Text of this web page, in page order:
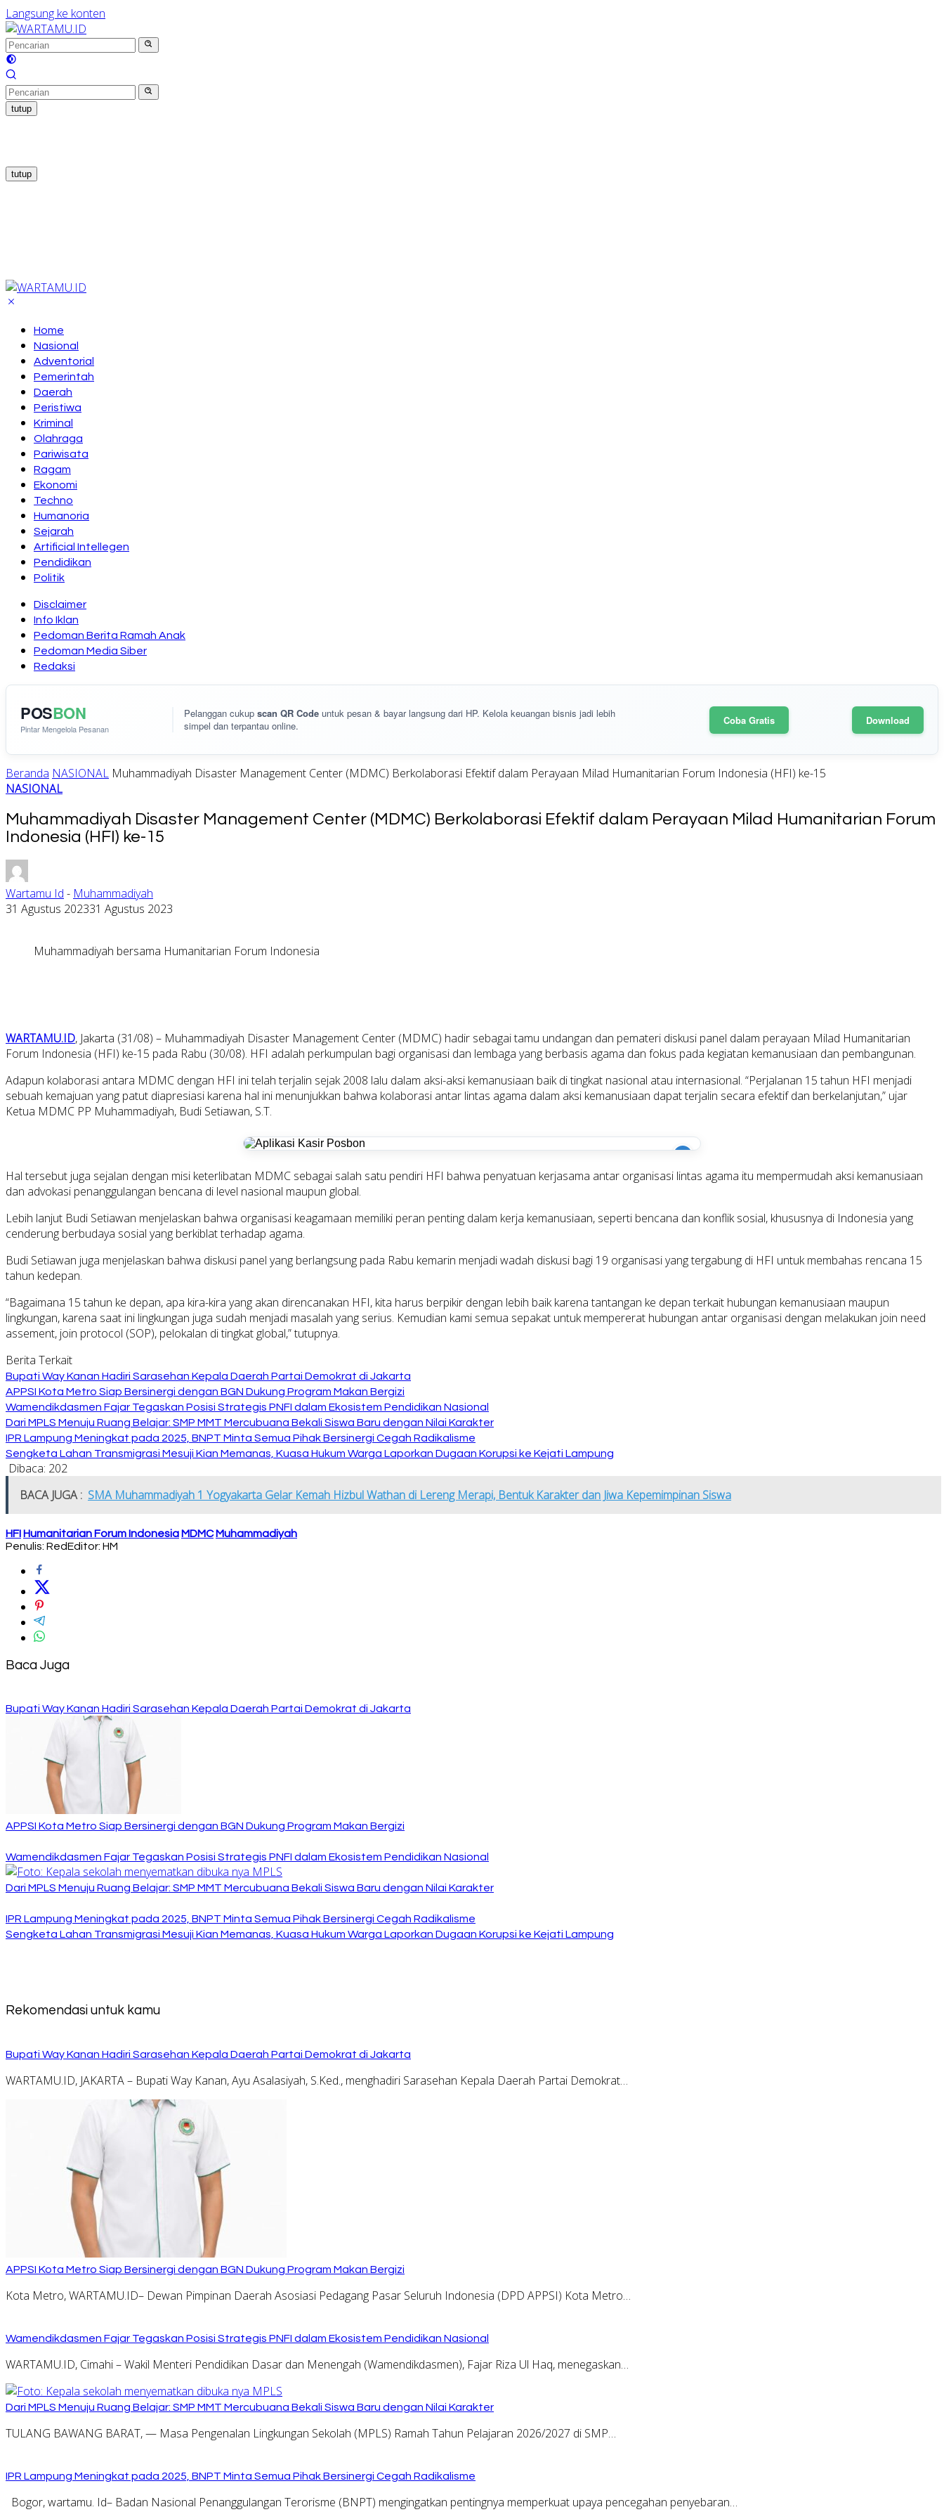
Langsung ke konten
tutup
tutup
Home
Nasional
Adventorial
Pemerintah
Daerah
Peristiwa
Kriminal
Olahraga
Pariwisata
Ragam
Ekonomi
Techno
Humanoria
Sejarah
Artificial Intellegen
Pendidikan
Politik
Disclaimer
Info Iklan
Pedoman Berita Ramah Anak
Pedoman Media Siber
Redaksi
POSBON
Pintar Mengelola Pesanan
Pelanggan cukup scan QR Code untuk pesan & bayar langsung dari HP. Kelola keuangan bisnis jadi lebih
simpel dan terpantau online.
Coba Gratis Download
Beranda NASIONAL Muhammadiyah Disaster Management Center (MDMC) Berkolaborasi Efektif dalam Perayaan Milad Humanitarian Forum Indonesia (HFI) ke-15
NASIONAL
Muhammadiyah Disaster Management Center (MDMC) Berkolaborasi Efektif dalam Perayaan Milad Humanitarian Forum
Indonesia (HFI) ke-15
Wartamu Id - Muhammadiyah
31 Agustus 202331 Agustus 2023
Muhammadiyah bersama Humanitarian Forum Indonesia
WARTAMU.ID, Jakarta (31/08) – Muhammadiyah Disaster Management Center (MDMC) hadir sebagai tamu undangan dan pemateri diskusi panel dalam perayaan Milad Humanitarian
Forum Indonesia (HFI) ke-15 pada Rabu (30/08). HFI adalah perkumpulan bagi organisasi dan lembaga yang berbasis agama dan fokus pada kegiatan kemanusiaan dan pembangunan.
Adapun kolaborasi antara MDMC dengan HFI ini telah terjalin sejak 2008 lalu dalam aksi-aksi kemanusiaan baik di tingkat nasional atau internasional. “Perjalanan 15 tahun HFI menjadi
sebuah kemajuan yang patut diapresiasi karena hal ini menunjukkan bahwa kolaborasi antar lintas agama dalam aksi kemanusiaan dapat terjalin secara efektif dan berkelanjutan,” ujar
Ketua MDMC PP Muhammadiyah, Budi Setiawan, S.T.
i
Hal tersebut juga sejalan dengan misi keterlibatan MDMC sebagai salah satu pendiri HFI bahwa penyatuan kerjasama antar organisasi lintas agama itu mempermudah aksi kemanusiaan
dan advokasi penanggulangan bencana di level nasional maupun global.
Lebih lanjut Budi Setiawan menjelaskan bahwa organisasi keagamaan memiliki peran penting dalam kerja kemanusiaan, seperti bencana dan konflik sosial, khususnya di Indonesia yang
cenderung berbudaya sosial yang berkiblat terhadap agama.
Budi Setiawan juga menjelaskan bahwa diskusi panel yang berlangsung pada Rabu kemarin menjadi wadah diskusi bagi 19 organisasi yang tergabung di HFI untuk membahas rencana 15
tahun kedepan.
“Bagaimana 15 tahun ke depan, apa kira-kira yang akan direncanakan HFI, kita harus berpikir dengan lebih baik karena tantangan ke depan terkait hubungan kemanusiaan maupun
lingkungan, karena saat ini lingkungan juga sudah menjadi masalah yang serius. Kemudian kami semua sepakat untuk mempererat hubungan antar organisasi dengan melakukan join need
assement, join protocol (SOP), pelokalan di tingkat global,” tutupnya.
Berita Terkait
Bupati Way Kanan Hadiri Sarasehan Kepala Daerah Partai Demokrat di Jakarta
APPSI Kota Metro Siap Bersinergi dengan BGN Dukung Program Makan Bergizi
Wamendikdasmen Fajar Tegaskan Posisi Strategis PNFI dalam Ekosistem Pendidikan Nasional
Dari MPLS Menuju Ruang Belajar: SMP MMT Mercubuana Bekali Siswa Baru dengan Nilai Karakter
IPR Lampung Meningkat pada 2025, BNPT Minta Semua Pihak Bersinergi Cegah Radikalisme
Sengketa Lahan Transmigrasi Mesuji Kian Memanas, Kuasa Hukum Warga Laporkan Dugaan Korupsi ke Kejati Lampung
Dibaca: 202
BACA JUGA : SMA Muhammadiyah 1 Yogyakarta Gelar Kemah Hizbul Wathan di Lereng Merapi, Bentuk Karakter dan Jiwa Kepemimpinan Siswa
HFI Humanitarian Forum Indonesia MDMC Muhammadiyah
Penulis: RedEditor: HM
Baca Juga
Bupati Way Kanan Hadiri Sarasehan Kepala Daerah Partai Demokrat di Jakarta
APPSI Kota Metro Siap Bersinergi dengan BGN Dukung Program Makan Bergizi
Wamendikdasmen Fajar Tegaskan Posisi Strategis PNFI dalam Ekosistem Pendidikan Nasional
Dari MPLS Menuju Ruang Belajar: SMP MMT Mercubuana Bekali Siswa Baru dengan Nilai Karakter
IPR Lampung Meningkat pada 2025, BNPT Minta Semua Pihak Bersinergi Cegah Radikalisme
Sengketa Lahan Transmigrasi Mesuji Kian Memanas, Kuasa Hukum Warga Laporkan Dugaan Korupsi ke Kejati Lampung
Rekomendasi untuk kamu
Bupati Way Kanan Hadiri Sarasehan Kepala Daerah Partai Demokrat di Jakarta
WARTAMU.ID, JAKARTA – Bupati Way Kanan, Ayu Asalasiyah, S.Ked., menghadiri Sarasehan Kepala Daerah Partai Demokrat…
APPSI Kota Metro Siap Bersinergi dengan BGN Dukung Program Makan Bergizi
Kota Metro, WARTAMU.ID– Dewan Pimpinan Daerah Asosiasi Pedagang Pasar Seluruh Indonesia (DPD APPSI) Kota Metro…
Wamendikdasmen Fajar Tegaskan Posisi Strategis PNFI dalam Ekosistem Pendidikan Nasional
WARTAMU.ID, Cimahi – Wakil Menteri Pendidikan Dasar dan Menengah (Wamendikdasmen), Fajar Riza Ul Haq, menegaskan…
Dari MPLS Menuju Ruang Belajar: SMP MMT Mercubuana Bekali Siswa Baru dengan Nilai Karakter
TULANG BAWANG BARAT, — Masa Pengenalan Lingkungan Sekolah (MPLS) Ramah Tahun Pelajaran 2026/2027 di SMP…
IPR Lampung Meningkat pada 2025, BNPT Minta Semua Pihak Bersinergi Cegah Radikalisme
Bogor, wartamu. Id– Badan Nasional Penanggulangan Terorisme (BNPT) mengingatkan pentingnya memperkuat upaya pencegahan penyebaran…